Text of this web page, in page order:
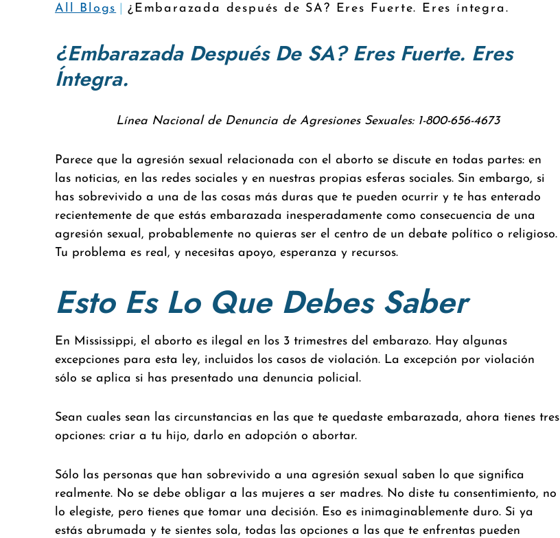
All Blogs ¿Embarazada después de SA? Eres Fuerte. Eres íntegra.
¿Embarazada Después De SA? Eres Fuerte. Eres
Íntegra.
Línea Nacional de Denuncia de Agresiones Sexuales: 1-800-656-4673
Parece que la agresión sexual relacionada con el aborto se discute en todas partes: en
las noticias, en las redes sociales y en nuestras propias esferas sociales. Sin embargo, si
has sobrevivido a una de las cosas más duras que te pueden ocurrir y te has enterado
recientemente de que estás embarazada inesperadamente como consecuencia de una
agresión sexual, probablemente no quieras ser el centro de un debate político o religioso.
Tu problema es real, y necesitas apoyo, esperanza y recursos.
Esto Es Lo Que Debes Saber
En Mississippi, el aborto es ilegal en los 3 trimestres del embarazo. Hay algunas
excepciones para esta ley, incluidos los casos de violación. La excepción por violación
sólo se aplica si has presentado una denuncia policial.
Sean cuales sean las circunstancias en las que te quedaste embarazada, ahora tienes tres
opciones: criar a tu hijo, darlo en adopción o abortar.
Sólo las personas que han sobrevivido a una agresión sexual saben lo que significa
realmente. No se debe obligar a las mujeres a ser madres. No diste tu consentimiento, no
lo elegiste, pero tienes que tomar una decisión. Eso es inimaginablemente duro. Si ya
estás abrumada y te sientes sola, todas las opciones a las que te enfrentas pueden